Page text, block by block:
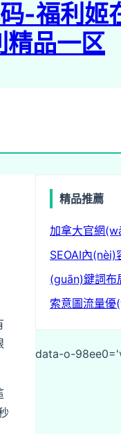
-福利姬
品一区
精品推薦
m
加拿大官網
SEOAI內(nèi)
(guān)鍵詞布
索意圖流量優
data-o-